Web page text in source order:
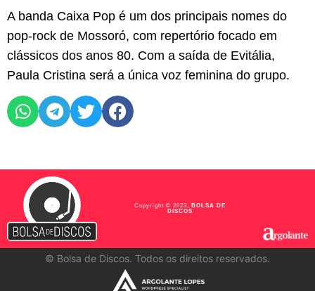
A banda Caixa Pop é um dos principais nomes do
pop-rock de Mossoró, com repertório focado em
clássicos dos anos 80. Com a saída de Evitália,
Paula Cristina será a única voz feminina do grupo.
Copyright © 2023,
BOLSA DE
DISCOS
© Bolsa de Discos. Todos os direitos reservados.